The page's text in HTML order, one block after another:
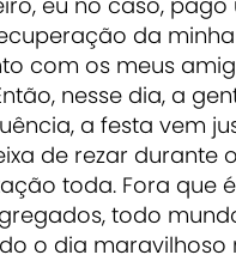
da
com os meus
nesse dia, a
a festa vem
de rezar durante
toda. Fora que
todo
o dia maravilhoso